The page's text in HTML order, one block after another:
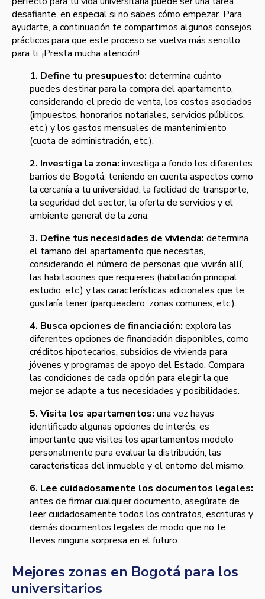
desafiante, en especial si no sabes cómo empezar. Para
ayudarte, a continuación te compartimos algunos consejos
prácticos para que este proceso se vuelva más sencillo
para ti. ¡Presta mucha atención!
1. Define tu presupuesto: determina cuánto
puedes destinar para la compra del apartamento,
considerando el precio de venta, los costos asociados
(impuestos, honorarios notariales, servicios públicos,
etc.) y los gastos mensuales de mantenimiento
(cuota de administración, etc.).
2. Investiga la zona: investiga a fondo los diferentes
barrios de Bogotá, teniendo en cuenta aspectos como
la cercanía a tu universidad, la facilidad de transporte,
la seguridad del sector, la oferta de servicios y el
ambiente general de la zona.
3. Define tus necesidades de vivienda: determina
el tamaño del apartamento que necesitas,
considerando el número de personas que vivirán allí,
las habitaciones que requieres (habitación principal,
estudio, etc.) y las características adicionales que te
gustaría tener (parqueadero, zonas comunes, etc.).
4. Busca opciones de financiación: explora las
diferentes opciones de financiación disponibles, como
créditos hipotecarios, subsidios de vivienda para
jóvenes y programas de apoyo del Estado. Compara
las condiciones de cada opción para elegir la que
mejor se adapte a tus necesidades y posibilidades.
5. Visita los apartamentos: una vez hayas
identificado algunas opciones de interés, es
importante que visites los apartamentos modelo
personalmente para evaluar la distribución, las
características del inmueble y el entorno del mismo.
6. Lee cuidadosamente los documentos legales:
antes de firmar cualquier documento, asegúrate de
leer cuidadosamente todos los contratos, escrituras y
demás documentos legales de modo que no te
lleves ninguna sorpresa en el futuro.
Mejores zonas en Bogotá para los
universitarios